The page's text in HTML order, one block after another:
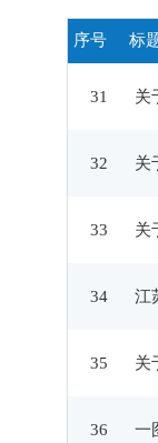
序号 标
31 关
32 关
33 关
34 江
35 关
36 一